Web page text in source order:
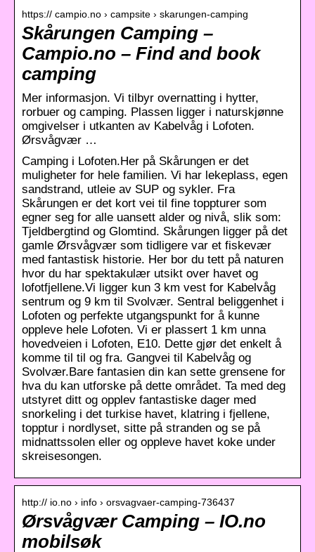
https:// campio.no › campsite › skarungen-camping
Skårungen Camping –
Campio.no – Find and book
camping
Mer informasjon. Vi tilbyr overnatting i hytter,
rorbuer og camping. Plassen ligger i naturskjønne
omgivelser i utkanten av Kabelvåg i Lofoten.
Ørsvågvær …
Camping i Lofoten.Her på Skårungen er det
muligheter for hele familien. Vi har lekeplass, egen
sandstrand, utleie av SUP og sykler. Fra
Skårungen er det kort vei til fine toppturer som
egner seg for alle uansett alder og nivå, slik som:
Tjeldbergtind og Glomtind. Skårungen ligger på det
gamle Ørsvågvær som tidligere var et fiskevær
med fantastisk historie. Her bor du tett på naturen
hvor du har spektakulær utsikt over havet og
lofotfjellene.Vi ligger kun 3 km vest for Kabelvåg
sentrum og 9 km til Svolvær. Sentral beliggenhet i
Lofoten og perfekte utgangspunkt for å kunne
oppleve hele Lofoten. Vi er plassert 1 km unna
hovedveien i Lofoten, E10. Dette gjør det enkelt å
komme til til og fra. Gangvei til Kabelvåg og
Svolvær.Bare fantasien din kan sette grensene for
hva du kan utforske på dette området. Ta med deg
utstyret ditt og opplev fantastiske dager med
snorkeling i det turkise havet, klatring i fjellene,
topptur i nordlyset, sitte på stranden og se på
midnattssolen eller og oppleve havet koke under
skreisesongen.
http:// io.no › info › orsvagvaer-camping-736437
Ørsvågvær Camping – IO.no
mobilsøk